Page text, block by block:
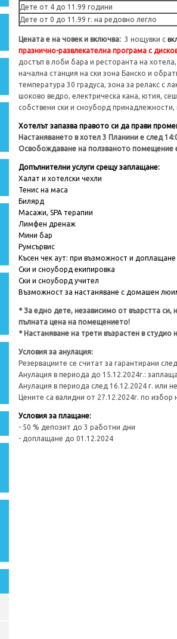
Дете от 4 до 11.99 години
Дете от 0 до 11.99 г. на редовно легло
Цената е на човек и включва: 3 нощувки с
празнично-развлекателна програма с
достъп в лоби бара и ресторанта на
начална станция на ски зона Банско и
температура 30 градуса, зона за релакс с
шоково ведро, електрическа кана, ютия,
собствени ски и сноуборд принадлежности,
Хотелът запазва правото си да прави
Настаняването в хотел 3 Планини е след
Освобождаване на ползваното помещение
Допълнителни услуги срещу заплащане:
Халат и хотелски чехли
Тенис на маса
Билярд
Масажи, SPA терапии
Лимфен дренаж
Мини бар
Румсървис
Късен чек аут: при възможност и доплащане
Ски и сноуборд екипировка
Ски и сноуборд учител
Възможност за настаняване с домашен
* За едно дете, независимо от възрстта
пълната цена на помещението!
* Настаняване на трети възрастен в студио
Условия за анулация:
Резервациите се считат за гарантирани
Анулация в периода до 15.12.2024г.:
Анулация в периода след 16.12.2024 г. или
Цените са валидни от 27.12.2024г. по
Условия за плащане:
- 50 % депозит до 3 работни дни
- доплащане до 01.12.2024